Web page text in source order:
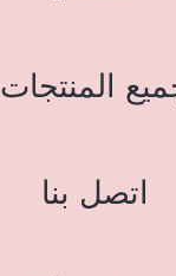
المنتجات
اتصل بنا